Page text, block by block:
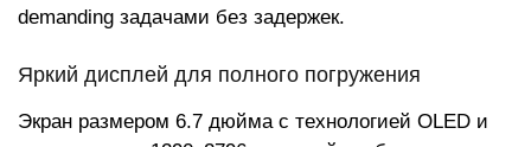
demanding задачами без задержек.
Яркий дисплей для полного погружения
Экран размером 6.7 дюйма с технологией OLED и